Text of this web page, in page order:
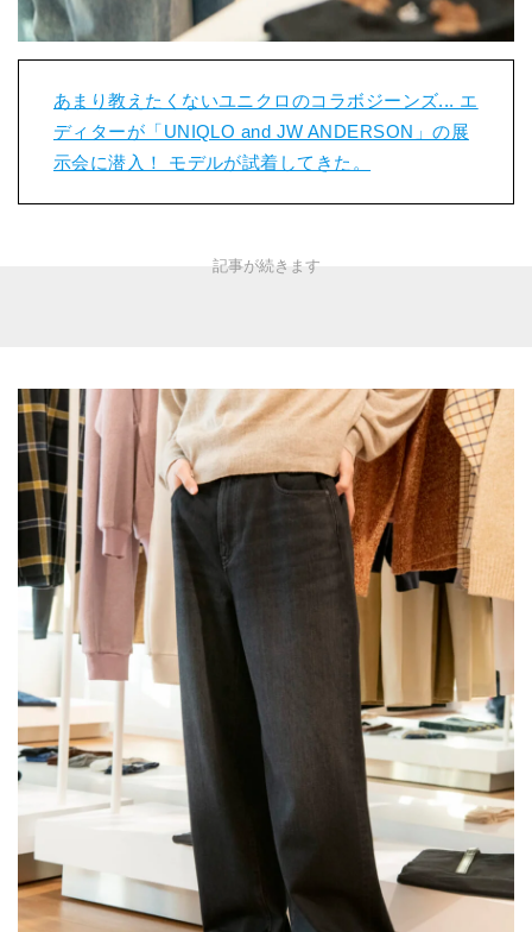
あまり教えたくないユニクロのコラボジーンズ... エ
ディターが「UNIQLO and JW ANDERSON」の展
示会に潜入！ モデルが試着してきた。